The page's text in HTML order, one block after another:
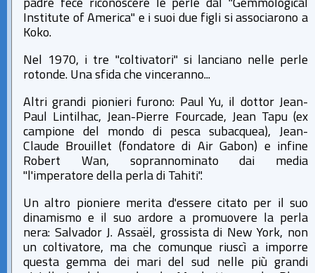
padre fece riconoscere le perle dal "Gemmological
Institute of America" e i suoi due figli si associarono a
Koko.
Nel 1970, i tre "coltivatori" si lanciano nelle perle
rotonde. Una sfida che vinceranno...
Altri grandi pionieri furono: Paul Yu, il dottor Jean-
Paul Lintilhac, Jean-Pierre Fourcade, Jean Tapu (ex
campione del mondo di pesca subacquea), Jean-
Claude Brouillet (fondatore di Air Gabon) e infine
Robert Wan, soprannominato dai media
"l'imperatore della perla di Tahiti".
Un altro pioniere merita d'essere citato per il suo
dinamismo e il suo ardore a promuovere la perla
nera: Salvador J. Assaël, grossista di New York, non
un coltivatore, ma che comunque riuscì a imporre
questa gemma dei mari del sud nelle più grandi